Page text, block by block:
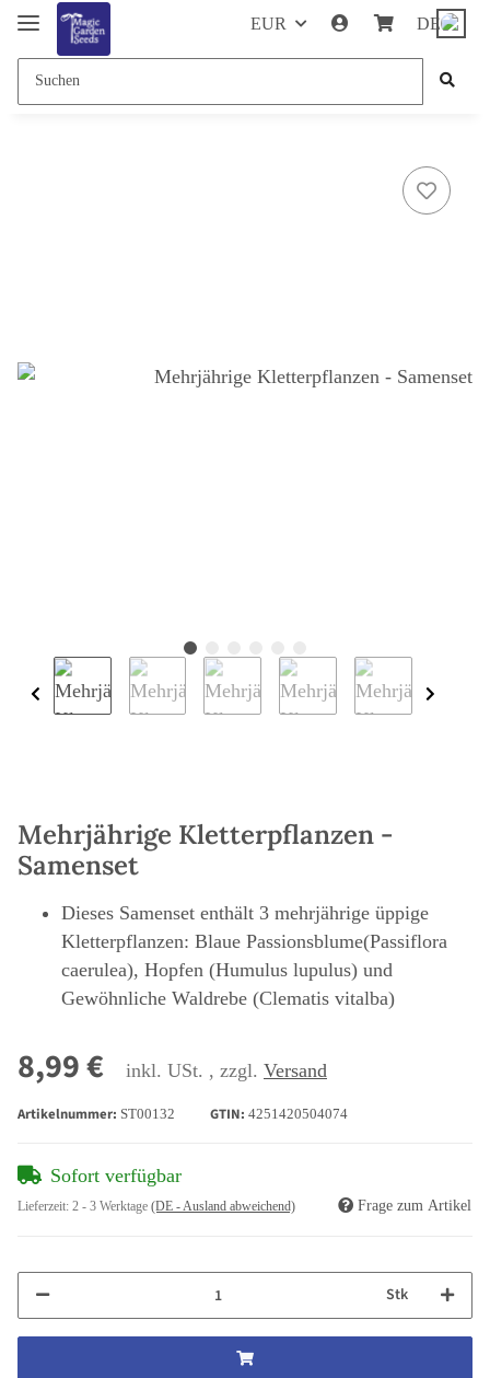
EUR DE
Mehrjährige Kletterpflanzen -
Samenset
Dieses Samenset enthält 3 mehrjährige üppige
Kletterpflanzen: Blaue Passionsblume(Passiflora
caerulea), Hopfen (Humulus lupulus) und
Gewöhnliche Waldrebe (Clematis vitalba)
8,99 € inkl. USt. , zzgl. Versand
Artikelnummer: ST00132 GTIN: 4251420504074
Sofort verfügbar
Lieferzeit: 2 - 3 Werktage (DE - Ausland abweichend) Frage zum Artikel
Stk